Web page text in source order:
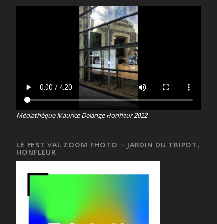
Médiathèque Maurice Delange Honfleur 2022
LE FESTIVAL ZOOM PHOTO – JARDIN DU TRIPOT,
HONFLEUR